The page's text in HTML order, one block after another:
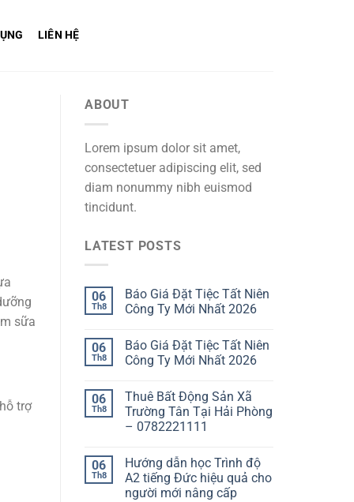
LIÊN HỆ
sữa
trợ
ABOUT
Lorem ipsum dolor sit amet,
consectetuer adipiscing elit, sed
diam nonummy nibh euismod
tincidunt.
LATEST POSTS
06
Th8
Báo Giá Đặt Tiệc Tất Niên
Công Ty Mới Nhất 2026
06
Th8
Báo Giá Đặt Tiệc Tất Niên
Công Ty Mới Nhất 2026
06
Th8
Thuê Bất Động Sản Xã
Trường Tân Tại Hải Phòng
– 0782221111
06
Th8
Hướng dẫn học Trình độ
A2 tiếng Đức hiệu quả cho
người mới nâng cấp